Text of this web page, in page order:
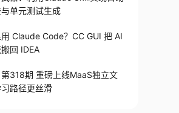
单元测试生成
Claude Code？CC GUI 把 AI
回 IDEA
第318期 重磅上线MaaS独立文
路径更丝滑